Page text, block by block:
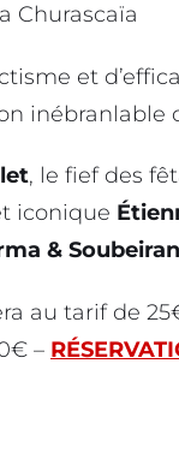
Churascaïa
et
inébranlable
, le fief des
iconique
&
au tarif de
–